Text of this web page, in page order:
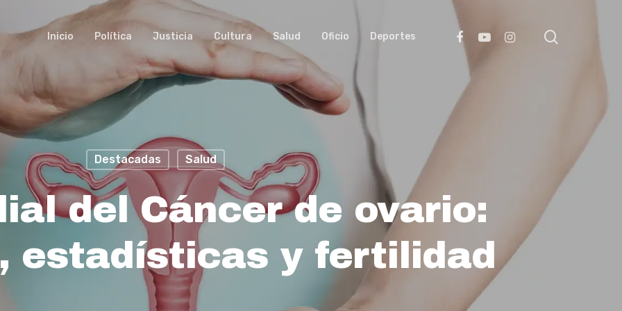
Inicio Política Justicia Cultura Salud Oficio Deportes facebookyoutubeinstagram
Destacadas Salud
del Cáncer de ovario:
estadísticas y fertilidad